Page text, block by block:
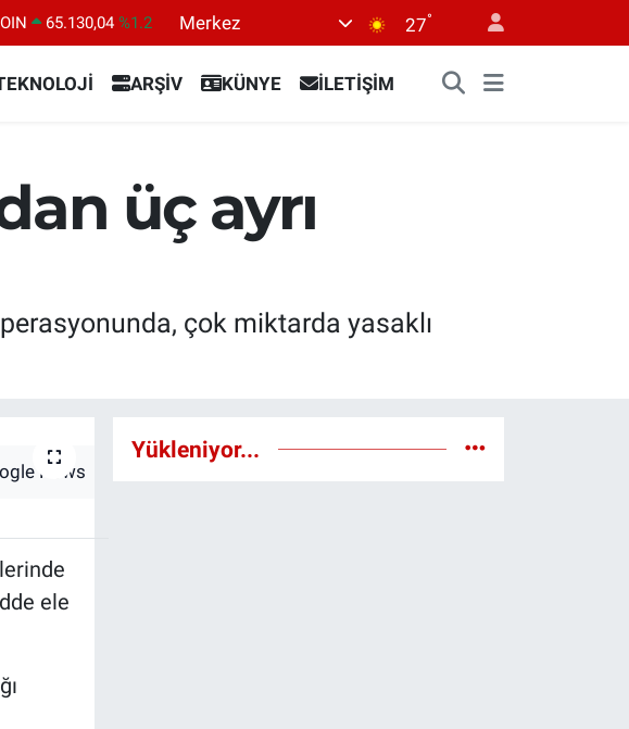
65.130,04 %1.2
%2.59
%-19
Merkez 27°
ARŞİV KÜNYE İLETİŞİM
üç ayrı
çok miktarda yasaklı
ele
Yükleniyor...